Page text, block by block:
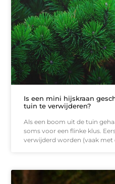
Is een mini hijskraan
tuin te verwijderen?
Als een boom uit de tuin
soms voor een flinke klus.
verwijderd worden (vaak met